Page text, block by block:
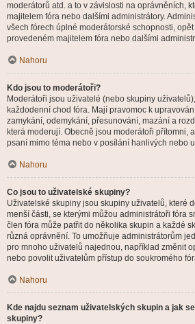
moderátorů atd. a to v závislosti na oprávněních,
majitelem fóra nebo dalšími administrátory.
všech fórech úplné moderátorské schopnosti,
provedeném majitelem fóra nebo dalšími
Nahoru
Kdo jsou to moderátoři?
Moderátoři jsou uživatelé (nebo skupiny
každodenní chod fóra. Mají pravomoc k
zamykání, odemykání, přesunování, mazání a
která moderují. Obecně jsou moderátoři přítomni,
psaní mimo téma nebo v posílání hanlivých nebo
Nahoru
Co jsou to uživatelské skupiny?
Uživatelské skupiny jsou skupiny uživatelů, které
menší části, se kterými můžou administrátoři fóra
člen fóra může patřit do několika skupin a každé
různá oprávnění. To umožňuje administrátorům
pro mnoho uživatelů najednou, například změnit
nebo povolit uživatelům přístup do soukromého
Nahoru
Kde najdu seznam uživatelských skupin a jak
skupiny?